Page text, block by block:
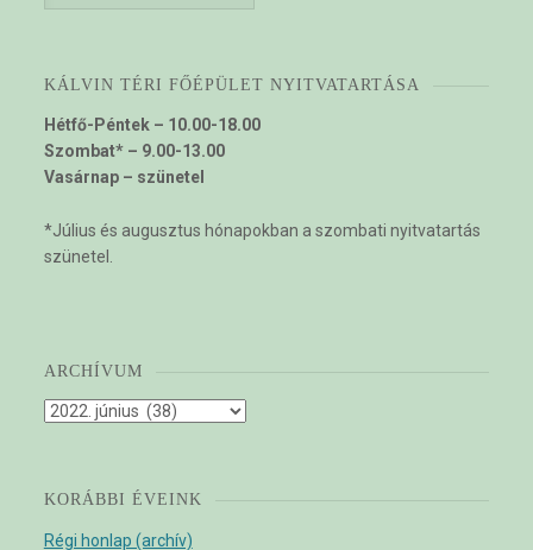
KÁLVIN TÉRI FŐÉPÜLET NYITVATARTÁSA
Hétfő-Péntek – 10.00-18.00
Szombat* – 9.00-13.00
Vasárnap – szünetel
*Július és augusztus hónapokban a szombati nyitvatartás
szünetel.
ARCHÍVUM
Archívum
KORÁBBI ÉVEINK
Régi honlap (archív)